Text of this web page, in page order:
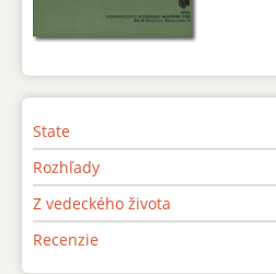
State
Rozhľady
Z vedeckého života
Recenzie